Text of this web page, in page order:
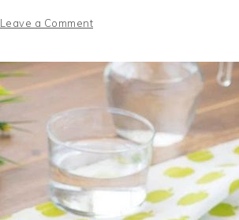
Leave a Comment